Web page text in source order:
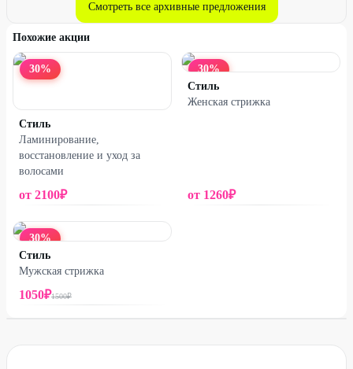
Смотреть все архивные предложения
Похожие акции
30%
Стиль
Ламинирование,
восстановление и уход за
волосами
от 2100₽
30%
Стиль
Женская стрижка
от 1260₽
30%
Стиль
Мужская стрижка
1050₽1500₽